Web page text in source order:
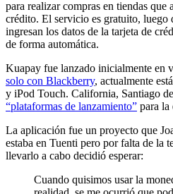
para realizar compras en tiendas que
crédito. El servicio es gratuito, luego
ingresan los datos de la tarjeta de
de forma automática.
Kuapay fue lanzado inicialmente en
solo con Blackberry, actualmente está
y iPod Touch. California, Santiago
“plataformas de lanzamiento” para la
La aplicación fue un proyecto que
estaba en Tuenti pero por falta de la
llevarlo a cabo decidió esperar:
Cuando quisimos usar la